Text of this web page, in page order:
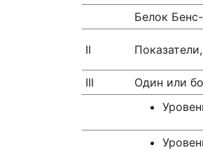
Белок
II
III
Один или